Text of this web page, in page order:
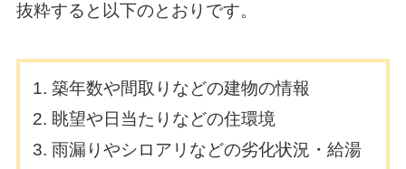
抜粋すると以下のとおりです。
築年数や間取りなどの建物の情報
眺望や日当たりなどの住環境
雨漏りやシロアリなどの劣化状況・給湯